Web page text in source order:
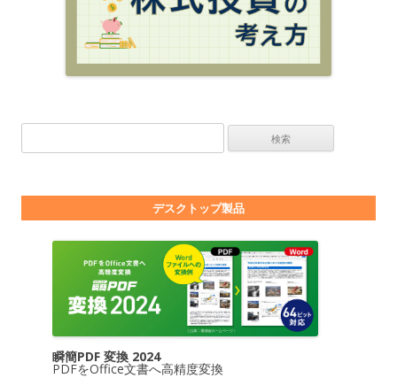
デスクトップ製品
瞬簡PDF 変換 2024
PDFをOffice文書へ高精度変換